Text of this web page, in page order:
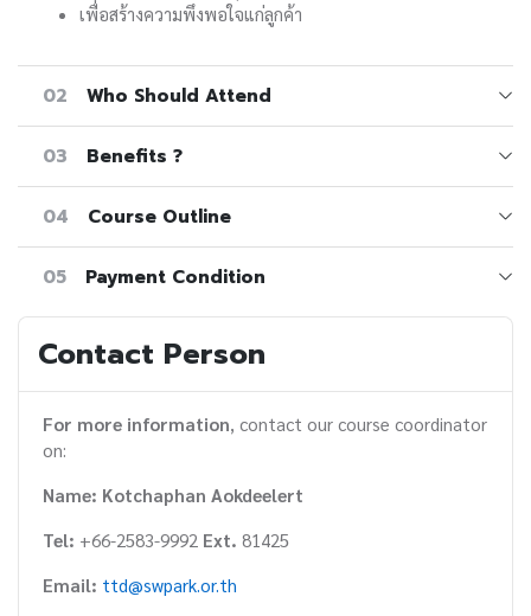
เพื่อสร้างความพึงพอใจแก่ลูกค้า
02 Who Should Attend
03 Benefits ?
04 Course Outline
05 Payment Condition
Contact Person
For more information, contact our course coordinator
on:
Name: Kotchaphan Aokdeelert
Tel: +66-2583-9992 Ext. 81425
Email: ttd@swpark.or.th